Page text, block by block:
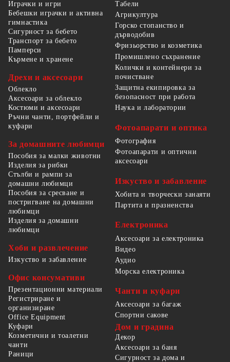
Играчки и игри
Бебешки играчки и активна
гимнастика
Сигурност за бебето
Транспорт за бебето
Памперси
Кърмене и хранене
Дрехи и аксесоари
Облекло
Аксесоари за облекло
Костюми и аксесоари
Ръчни чанти, портфейли и
куфари
За домашните любимци
Пособия за малки животни
Изделия за рибки
Стълби и рампи за
домашни любимци
Пособия за сресване и
постригване на домашни
любимци
Изделия за домашни
любимци
Хоби и развлечение
Изкуство и забавление
Офис консумативи
Презентационни материали
Регистриране и
организиране
Office Equipment
Табели
Агрикултура
Горско стопанство и
дърводобив
Фризьорство и козметика
Промишлено съхранение
Колички и контейнери за
почистване
Защитна екипировка за
безопасност при работа
Наука и лаборатории
Фотоапарати и оптика
Фотография
Фотоапарати и оптични
аксесоари
Изкуство и забавление
Хобита и творчески занаяти
Партита и празненства
Електроника
Аксесоари за електроника
Видео
Аудио
Морска електроника
Чанти и куфари
Аксесоари за багаж
Спортни сакове
Куфари
Козметични и тоалетни
чанти
Раници
Дом и градина
Декор
Аксесоари за баня
Сигурност за дома и